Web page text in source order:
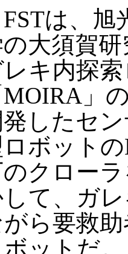
は、旭
大須賀
レキ内探
MOIRA」
発したセ
ボット
クロー
て、ガ
ら要救
ボットだ